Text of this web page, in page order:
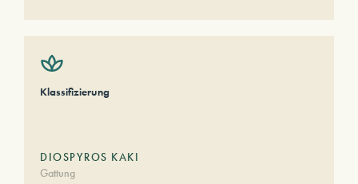
Klassifizierung
DIOSPYROS KAKI
Gattung